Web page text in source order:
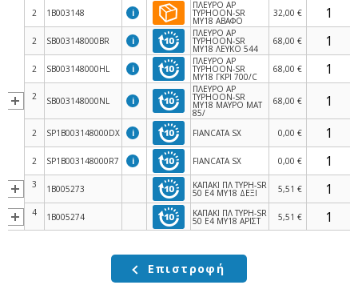
2 1B003148 i
ΠΛΕΥΡΟ ΑΡ
ΤΥΡΗΟΟΝ-SR
MY18 AΒΑΦΟ
32,00 €
2 SB003148000BR i
ΠΛΕΥΡΟ ΑΡ
ΤΥΡΗΟΟΝ-SR
MY18 ΛΕΥΚΟ 544
68,00 €
2 SB003148000HL i
ΠΛΕΥΡΟ ΑΡ
ΤΥΡΗΟΟΝ-SR
MY18 ΓΚΡΙ 700/C
68,00 €
2 SB003148000NL i
ΠΛΕΥΡΟ ΑΡ
ΤΥΡΗΟΟΝ-SR
MY18 ΜΑΥΡΟ ΜΑΤ
85/
68,00 €
2 SP1B003148000DX i FIANCATA SX 0,00 €
2 SP1B003148000R7 i FIANCATA SX 0,00 €
3 1B005273 ΚΑΠΑΚΙ ΠΛ TYPH-SR
50 E4 MY18 ΔΕΞΙ 5,51 €
4 1B005274 ΚΑΠΑΚΙ ΠΛ TYPH-SR
50 E4 MY18 ΑΡΙΣΤ 5,51 €
ΑΣΦΑΛΕΙΑ ΜΕΣΑΙΑ
ΓΙΑ ΛΑΜΑΡΙΝΟΒΙΔΑ
ΣΕ ΠΛ
Επιστροφή